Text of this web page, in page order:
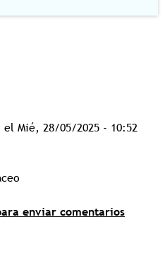
el Mié, 28/05/2025 - 10:52
enviar comentarios